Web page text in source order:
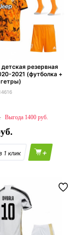
резервная
2021 (футболка +
1400
+